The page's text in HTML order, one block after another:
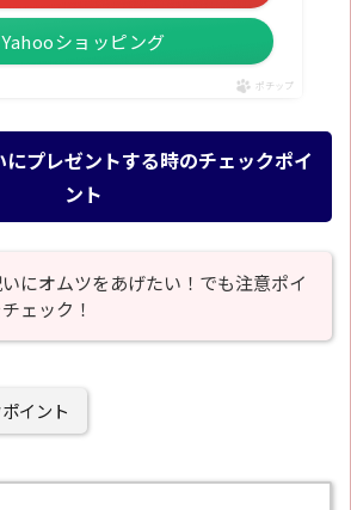
Yahooショッピング
ポチップ
プレゼントする時のチェックポイ
ント
にオムツをあげたい！でも注意ポイ
ェック！
イント